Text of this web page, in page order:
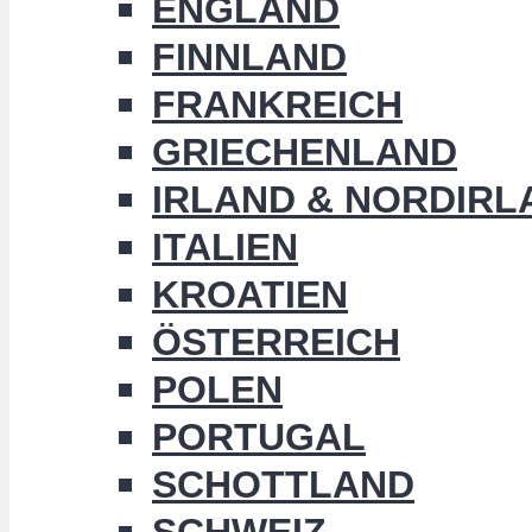
ENGLAND
FINNLAND
FRANKREICH
GRIECHENLAND
IRLAND &
ITALIEN
KROATIEN
ÖSTERREICH
POLEN
PORTUGAL
SCHOTTLAND